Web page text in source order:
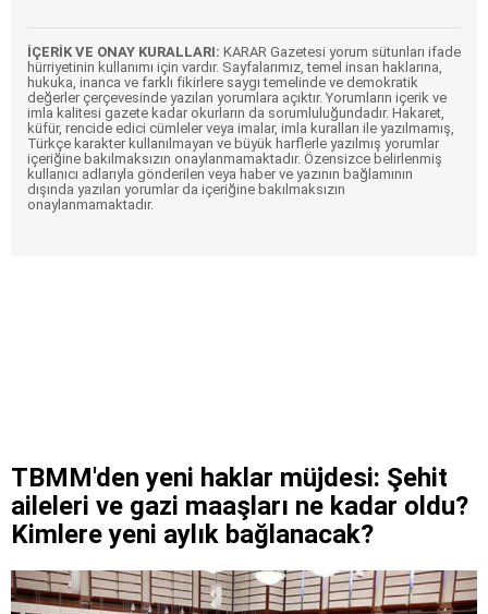
İÇERİK VE ONAY KURALLARI: KARAR Gazetesi yorum sütunları ifade
hürriyetinin kullanımı için vardır. Sayfalarımız, temel insan haklarına,
hukuka, inanca ve farklı fikirlere saygı temelinde ve demokratik
değerler çerçevesinde yazılan yorumlara açıktır. Yorumların içerik ve
imla kalitesi gazete kadar okurların da sorumluluğundadır. Hakaret,
küfür, rencide edici cümleler veya imalar, imla kuralları ile yazılmamış,
Türkçe karakter kullanılmayan ve büyük harflerle yazılmış yorumlar
içeriğine bakılmaksızın onaylanmamaktadır. Özensizce belirlenmiş
kullanıcı adlarıyla gönderilen veya haber ve yazının bağlamının
dışında yazılan yorumlar da içeriğine bakılmaksızın
onaylanmamaktadır.
TBMM'den yeni haklar müjdesi: Şehit
aileleri ve gazi maaşları ne kadar oldu?
Kimlere yeni aylık bağlanacak?